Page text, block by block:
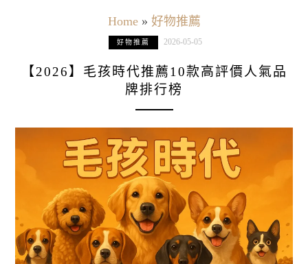
Home» 好物推薦
好物推薦 2026-05-05
【2026】毛孩時代推薦10款高評價人氣品
牌排行榜